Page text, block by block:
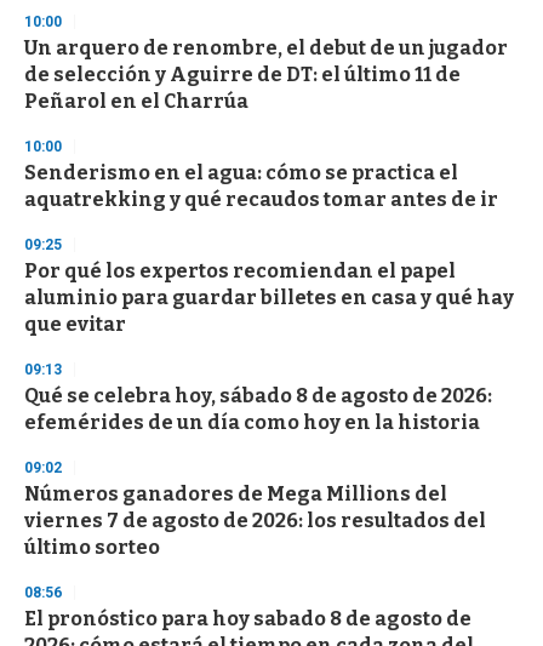
s
e
c
o
n
10:00
Un arquero de renombre, el debut de un jugador
de selección y Aguirre de DT: el último 11 de
Peñarol en el Charrúa
10:00
Senderismo en el agua: cómo se practica el
aquatrekking y qué recaudos tomar antes de ir
09:25
Por qué los expertos recomiendan el papel
aluminio para guardar billetes en casa y qué hay
que evitar
09:13
Qué se celebra hoy, sábado 8 de agosto de 2026:
efemérides de un día como hoy en la historia
09:02
Números ganadores de Mega Millions del
viernes 7 de agosto de 2026: los resultados del
último sorteo
08:56
El pronóstico para hoy sabado 8 de agosto de